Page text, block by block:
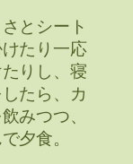
とシート
たり一応
りし、寝
たら、カ
みつつ、
夕食。